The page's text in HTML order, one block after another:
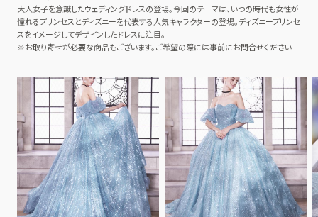
大人女子を意識したウェディングドレスの登場。今回のテーマは、いつの時代も女性が
憧れるプリンセスとディズニーを代表する人気キャラクターの登場。ディズニープリンセ
スをイメージしてデザインしたドレスに注目。
※お取り寄せが必要な商品もございます。ご希望の際には事前にお問合せください